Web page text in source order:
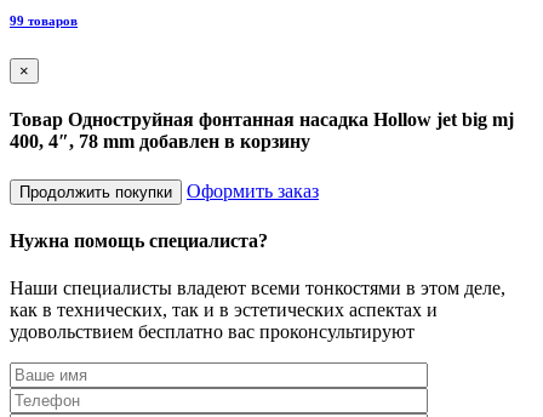
99 товаров
×
Товар Одноструйная фонтанная насадка Hollow jet big mj
400, 4″, 78 mm добавлен в корзину
Продолжить покупки Оформить заказ
Нужна помощь специалиста?
Наши специалисты владеют всеми тонкостями в этом деле,
как в технических, так и в эстетических аспектах и
удовольствием бесплатно вас проконсультируют